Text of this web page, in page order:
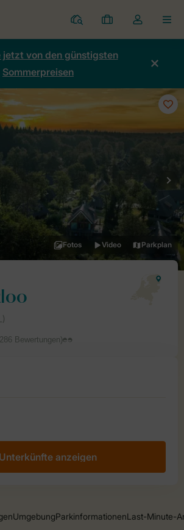
Ferienparks
Meine
Buchungen
Dropdown-
Menü
Kontos
jetzt von den günstigsten
Sommerpreisen
Unterkünfte anzeigen